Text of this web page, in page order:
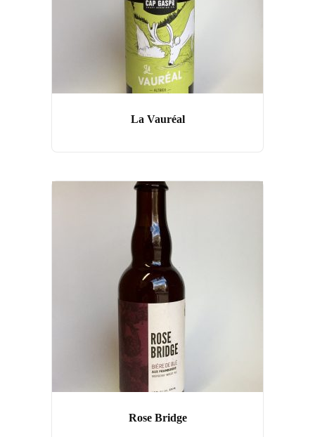
La Vauréal
Rose Bridge